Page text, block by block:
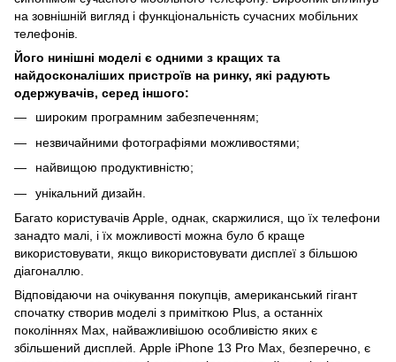
на зовнішній вигляд і функціональність сучасних мобільних
телефонів.
Його нинішні моделі є одними з кращих та
найдосконаліших пристроїв на ринку, які радують
одержувачів, серед іншого:
широким програмним забезпеченням;
незвичайними фотографіями можливостями;
найвищою продуктивністю;
унікальний дизайн.
Багато користувачів Apple, однак, скаржилися, що їх телефони
занадто малі, і їх можливості можна було б краще
використовувати, якщо використовувати дисплеї з більшою
діагоналлю.
Відповідаючи на очікування покупців, американський гігант
спочатку створив моделі з приміткою Plus, а останніх
поколіннях Max, найважливішою особливістю яких є
збільшений дисплей. Apple iPhone 13 Pro Max, безперечно, є